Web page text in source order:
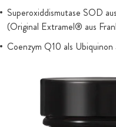
Superoxiddismutase SOD
(Original Extramel® aus
Coenzym Q10 als
Pilzen anstatt der sonst
Alle Pflanzenextrakte
Lebensmittel-Alkohol